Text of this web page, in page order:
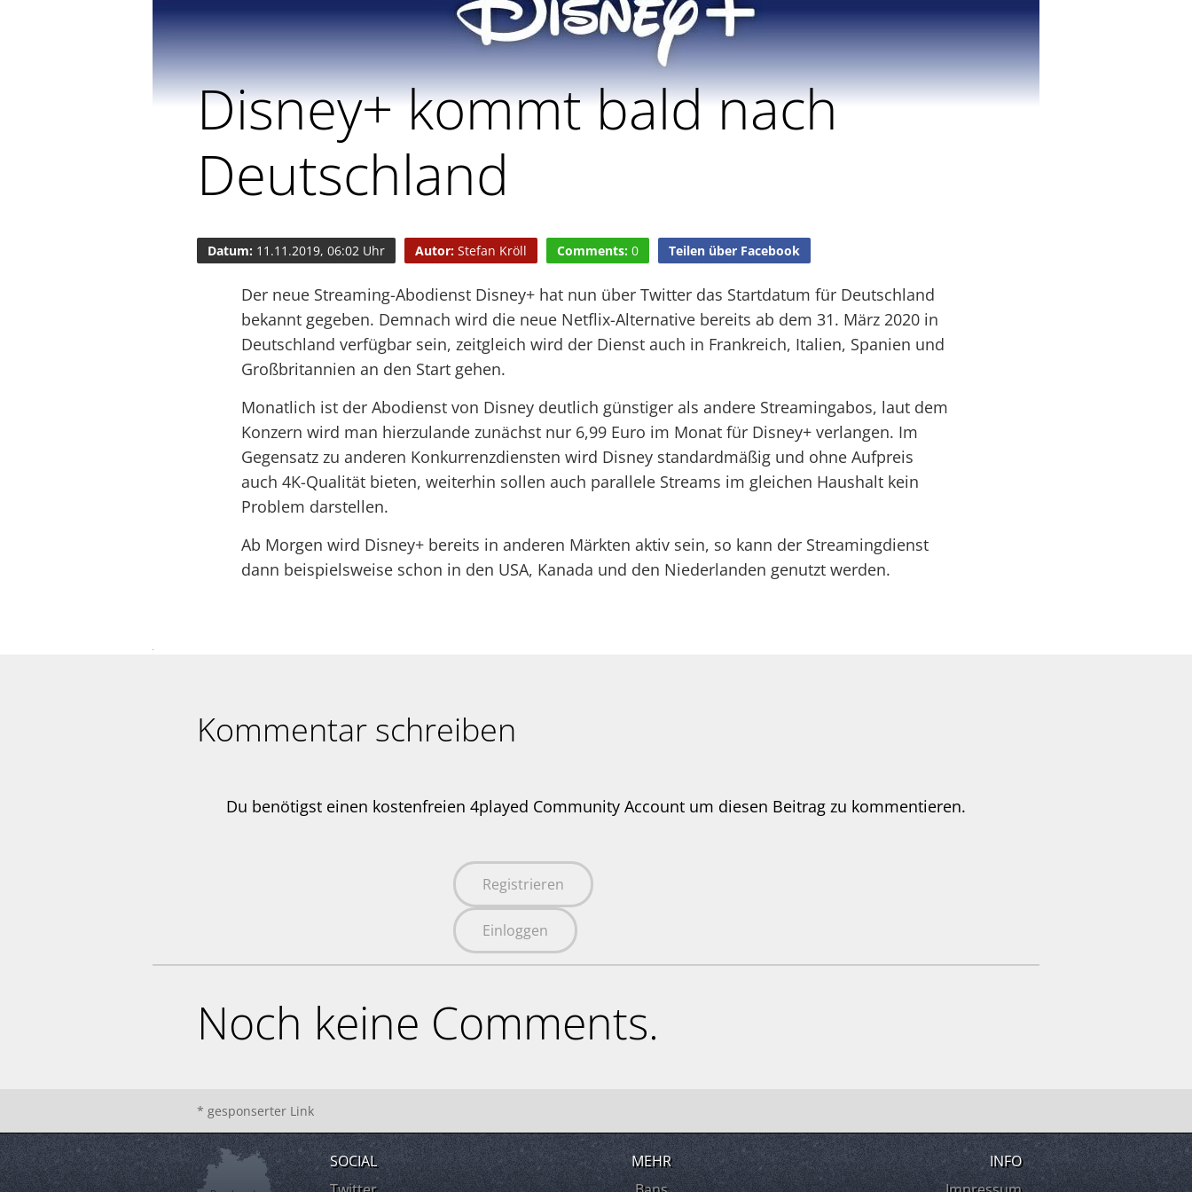
Disney+ kommt bald nach
Deutschland
Datum: 11.11.2019, 06:02 Uhr Autor: Stefan Kröll Comments: 0 Teilen über Facebook
Der neue Streaming-Abodienst Disney+ hat nun über Twitter das Startdatum für Deutschland
bekannt gegeben. Demnach wird die neue Netflix-Alternative bereits ab dem 31. März 2020 in
Deutschland verfügbar sein, zeitgleich wird der Dienst auch in Frankreich, Italien, Spanien und
Großbritannien an den Start gehen.
Monatlich ist der Abodienst von Disney deutlich günstiger als andere Streamingabos, laut dem
Konzern wird man hierzulande zunächst nur 6,99 Euro im Monat für Disney+ verlangen. Im
Gegensatz zu anderen Konkurrenzdiensten wird Disney standardmäßig und ohne Aufpreis
auch 4K-Qualität bieten, weiterhin sollen auch parallele Streams im gleichen Haushalt kein
Problem darstellen.
Ab Morgen wird Disney+ bereits in anderen Märkten aktiv sein, so kann der Streamingdienst
dann beispielsweise schon in den USA, Kanada und den Niederlanden genutzt werden.
Kommentar schreiben
Du benötigst einen kostenfreien 4played Community Account um diesen Beitrag zu kommentieren.
Registrieren
Einloggen
Noch keine Comments.
* gesponserter Link
SOCIAL
MEHR
INFO